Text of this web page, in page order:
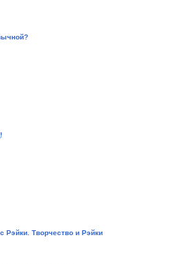
Рэйки. Творчество и Рэйки